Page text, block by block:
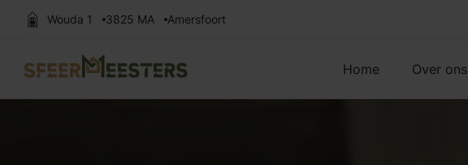
Wouda 1 3825 MA Amersfoort
Home Over ons